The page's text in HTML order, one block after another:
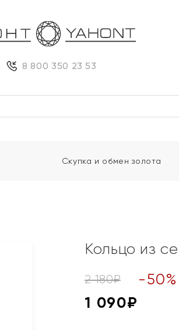
8 800 350 23 53
Скупка и обмен золота
Кольцо из
2 180₽ -50%
1 090₽